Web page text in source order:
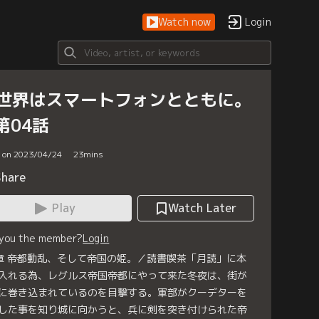
Watch now Login
界はスマートフォンとともに。
04話
on 2023/04/24 23mins
Play
Watch Later
the member?Login
帝都動乱、そして帝国の姫。／読書喫茶「月読」に本
れる為、レグルス帝国帝都にやって来た冬夜は、街が
巻き込まれているのを目撃する。軍部がクーデターを
た事を知り城に向かうと、兵に剣を突き付けられた帝